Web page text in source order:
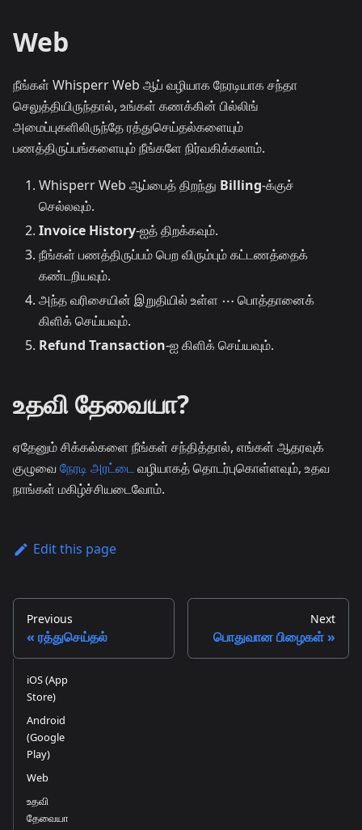
Web
நீங்கள் Whisperr Web ஆப் வழியாக நேரடியாக சந்தா
செலுத்தியிருந்தால், உங்கள் கணக்கின் பில்லிங்
அமைப்புகளிலிருந்தே ரத்துசெய்தல்களையும்
பணத்திருப்பங்களையும் நீங்களே நிர்வகிக்கலாம்.
Whisperr Web ஆப்பைத் திறந்து Billing-க்குச்
செல்லவும்.
Invoice History-ஐத் திறக்கவும்.
நீங்கள் பணத்திருப்பம் பெற விரும்பும் கட்டணத்தைக்
கண்டறியவும்.
அந்த வரிசையின் இறுதியில் உள்ள ⋯ பொத்தானைக்
கிளிக் செய்யவும்.
Refund Transaction-ஐ கிளிக் செய்யவும்.
உதவி தேவையா?
ஏதேனும் சிக்கல்களை நீங்கள் சந்தித்தால், எங்கள் ஆதரவுக்
குழுவை நேரடி அரட்டைவழியாகத் தொடர்புகொள்ளவும், உதவ
நாங்கள் மகிழ்ச்சியடைவோம்.
Edit this page
Previous
ரத்துசெய்தல்
Next
பொதுவான பிழைகள்
iOS (App
Store)
Android
(Google
Play)
Web
உதவி
தேவையா